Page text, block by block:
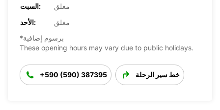
السبت:
مغلق
الأحد:
مغلق
*برسوم إضافية
These opening hours may vary due to public holidays.
+590 (590) 387395 خط سير الرحلة